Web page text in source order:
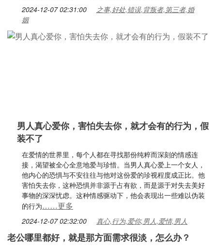
2024-12-07 02:31:00
之事,好处,错误,背叛者,第三者,婚
姻
男人真心爱你，害怕失去你，就才会有的行为，假
装不了
在爱情的世界里，每个人都在寻找那份纯粹而深刻的情感连
接，渴望被全心全意地爱与珍惜。当男人真心爱上一个女人，
他内心的恐惧与不安往往与他对这份爱的珍视程度成正比。他
害怕失去你，这种恐惧并非源于占有欲，而是源于对失去美好
事物的深深忧虑。这种情感驱动下，他会表现出一些难以伪装
的行为……更多
2024-12-07 02:32:00 真心,行为,爱你,男人,爱情,男人
老公哪里都好，就是那方面需求很淡，怎么办？